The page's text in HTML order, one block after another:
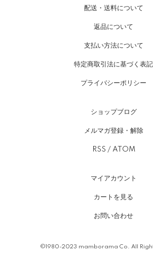
配送・送料について
返品について
支払い方法について
特定商取引法に基づく表記
プライバシーポリシー
ショップブログ
メルマガ登録・解除
RSS / ATOM
マイアカウント
カートを見る
お問い合わせ
©1980-2023 mamborama Co. All